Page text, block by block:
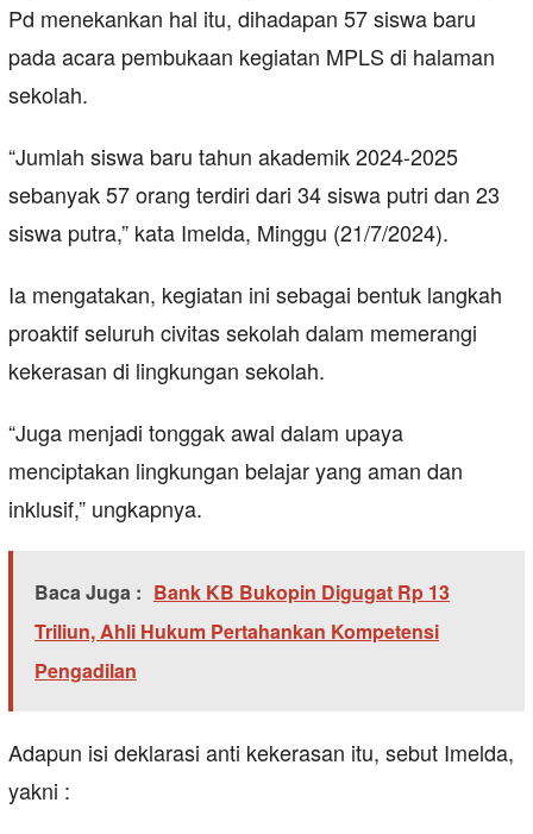
Pd menekankan hal itu, dihadapan 57 siswa baru
pada acara pembukaan kegiatan MPLS di halaman
sekolah.
“Jumlah siswa baru tahun akademik 2024-2025
sebanyak 57 orang terdiri dari 34 siswa putri dan 23
siswa putra,” kata Imelda, Minggu (21/7/2024).
Ia mengatakan, kegiatan ini sebagai bentuk langkah
proaktif seluruh civitas sekolah dalam memerangi
kekerasan di lingkungan sekolah.
“Juga menjadi tonggak awal dalam upaya
menciptakan lingkungan belajar yang aman dan
inklusif,” ungkapnya.
Baca Juga : Bank KB Bukopin Digugat Rp 13
Triliun, Ahli Hukum Pertahankan Kompetensi
Pengadilan
Adapun isi deklarasi anti kekerasan itu, sebut Imelda,
yakni :